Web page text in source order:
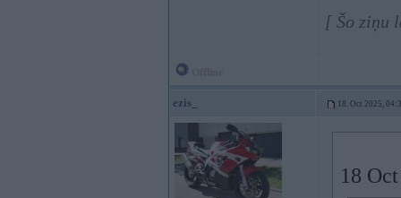
[ Šo ziņu
ezis_ 18. Oct 2025,
18